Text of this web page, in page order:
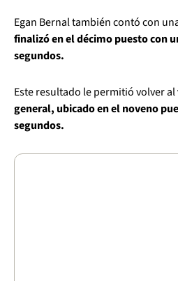
Egan Bernal también contó con
finalizó en el décimo puesto con
segundos.
Este resultado le permitió volver al
general, ubicado en el noveno
segundos.